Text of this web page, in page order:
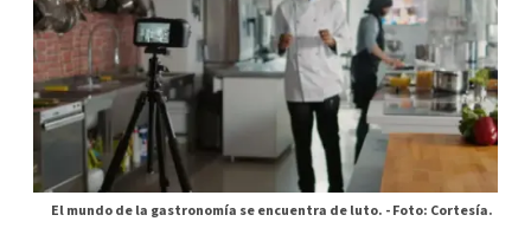
El mundo de la gastronomía se encuentra de luto. -Foto: Cortesía.